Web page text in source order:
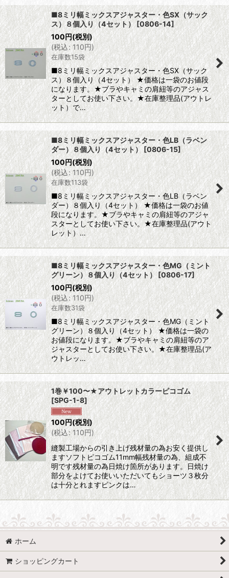
■8ミリ幅ミックスアジャスター・色SX（サック
ス）８個入り（4セット）[0806-14]
100円(税別)
(税込: 110円)
在庫数15袋
■8ミリ幅ミックスアジャスター・色SX（サック
ス）８個入り（4セット） ★価格は一袋のお値段
になります。★ブラやキャミの肩紐等のアジャス
ターとしてお使い下さい。★在庫整理品(アウトレ
ット）で…
■8ミリ幅ミックスアジャスター・色LB（ラベン
ダー）８個入り（4セット） [0806-15]
100円(税別)
(税込: 110円)
在庫数113袋
■8ミリ幅ミックスアジャスター・色LB（ラベン
ダー）８個入り（4セット） ★価格は一袋のお値
段になります。★ブラやキャミの肩紐等のアジャ
スターとしてお使い下さい。★在庫整理品(アウト
レット）…
■8ミリ幅ミックスアジャスター・色MG（ミント
グリーン）８個入り（4セット） [0806-17]
100円(税別)
(税込: 110円)
在庫数31袋
■8ミリ幅ミックスアジャスター・色MG（ミント
グリーン）８個入り（4セット） ★価格は一袋の
お値段になります。★ブラやキャミの肩紐等のア
ジャスターとしてお使い下さい。★在庫整理品(ア
ウトレッ…
1巻￥100〜★アウトレットカラーピコゴム
[SPG-1-8]
100円(税別)
(税込: 110円)
縫製工場からの引き上げ残材量の為お安く提供し
ますソフトピコゴム11mm幅残材量の為、組成不
明です残材量の為日焼け箇所があります。日焼け
部分をよけてお使いいただいてもショーツ３枚分
は十分とれますピンクは…
ホーム
ショッピングカート